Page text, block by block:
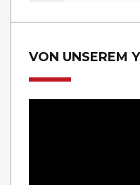
VON UNSEREM